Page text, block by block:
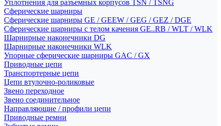
Уплотнения для разъемных корпусов TSN / TSNG
Сферические шарниры
Сферические шарниры GE / GEEW / GEG / GEZ / DGE
Сферические шарниры с телом качения GE..RB / WLT / WLK
Шарнирные наконечники DG
Шарнирные наконечники WLK
Упорные сферические шарниры GAC / GX
Приводные цепи
Транспортерные цепи
Цепи втулочно-роликовые
Звено переходное
Звено соединительное
Направляющие / профили цепи
Приводные ремни